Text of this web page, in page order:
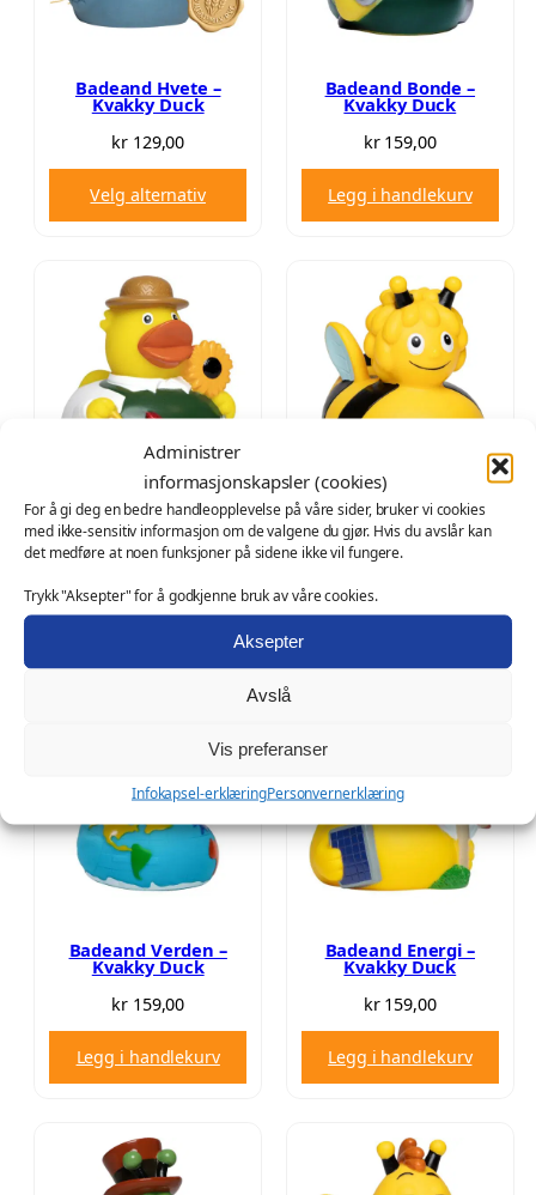
Administrer
informasjonskapsler (cookies)
For å gi deg en bedre handleopplevelse på våre sider, bruker vi cookies
med ikke-sensitiv informasjon om de valgene du gjør. Hvis du avslår kan
det medføre at noen funksjoner på sidene ikke vil fungere.
Trykk "Aksepter" for å godkjenne bruk av våre cookies.
Aksepter
Avslå
Vis preferanser
Infokapsel-erklæringPersonvernerklæring
i
s
v
a
r
:
r
1
1
.
e
k
r
.
Badeand Hvete –
Kvakky Duck
kr129,00
Velg alternativ
Badeand Bonde –
Kvakky Duck
kr159,00
Legg i handlekurv
Badeand Gartner –
Kvakky Duck
Badeand Maya Bie –
Kvakky Duck
Badeand Verden –
Kvakky Duck
kr159,00
Legg i handlekurv
Badeand Energi –
Kvakky Duck
kr159,00
Legg i handlekurv